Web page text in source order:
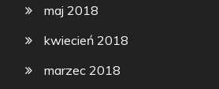
maj 2018
kwiecień 2018
marzec 2018